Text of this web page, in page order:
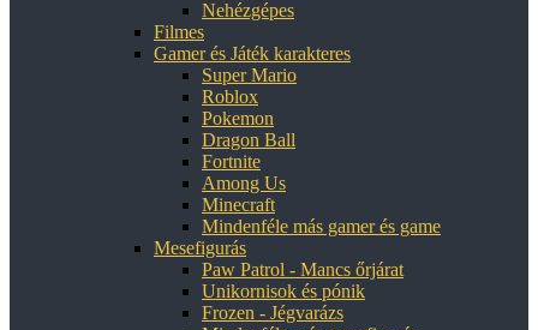
Nehézgépes
Filmes
Gamer és Játék karakteres
Super Mario
Roblox
Pokemon
Dragon Ball
Fortnite
Among Us
Minecraft
Mindenféle más gamer és game
Mesefigurás
Paw Patrol - Mancs őrjárat
Unikornisok és pónik
Frozen - Jégvarázs